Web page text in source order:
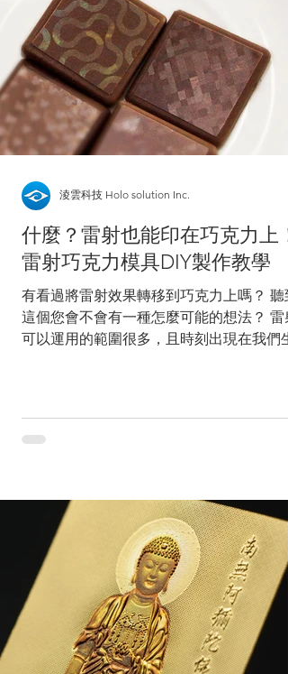
數位燙金 燙金上再加上印刷，讓燙金不只
單一的金色，而有更豐富的色彩變化。除
以印刷特別的金屬色(例如玫瑰金、金屬藍
金屬粉紅)以外，甚至可以印刷漸層的金屬
色，這是一般燙金無法達到的效果。 特殊
墨印刷 往往聽到特殊油墨的第一個念頭都
「防偽」，其實不見得！像是感光油墨、
做收藏之外；也因為印刷工藝的特殊性，
卡片的稀有與價值！ 感光油墨需照射日光
才會顯現鮮艷的顏色或隱藏的圖案。 雷射
像 驚喜貼紙 |
什麼？雷射也能印在巧克力上！
雷射巧克力模具DIY製作教學
有看過將雷射效果轉移到巧克力上嗎？ 聽
這個您會不會有一種怎麼可能的想法？ 雷
可以運用的範圍很多，且時刻出現在我們
雷射另外的代名詞了！ 剛好這陣子就在思
雷射轉寫膜 首先要準備一片有雷射紋路的
寫膜，一面有雷射紋路，一面沒有，要先
正反面。 雷射巧克力 加熱灌漿 雷射全像紋
是由許多非常細密的高低微結構組成，靠
反射與干涉來形成圖案，巧克力加熱熔融
以滲入這些微結構中，待凝固脱模後就可
雷射效果複製出來囉！由於完全沒有使用
油墨，不用擔心食安的問題，且雷射轉寫
淩雲科技 Holo solution Inc.